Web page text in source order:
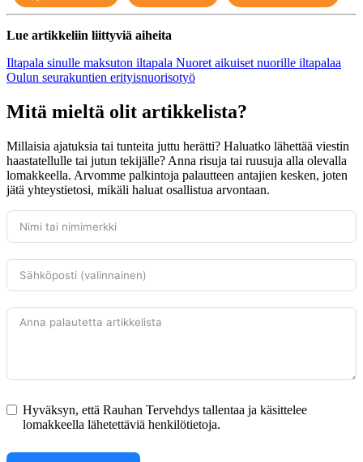
Lue artikkeliin liittyviä aiheita
Iltapala sinulle maksuton iltapala Nuoret aikuiset nuorille iltapalaa
Oulun seurakuntien erityisnuorisotyö
Mitä mieltä olit artikkelista?
Millaisia ajatuksia tai tunteita juttu herätti? Haluatko lähettää viestin
haastatellulle tai jutun tekijälle? Anna risuja tai ruusuja alla olevalla
lomakkeella. Arvomme palkintoja palautteen antajien kesken, joten
jätä yhteystietosi, mikäli haluat osallistua arvontaan.
Hyväksyn, että Rauhan Tervehdys tallentaa ja käsittelee
lomakkeella lähetettäviä henkilötietoja.